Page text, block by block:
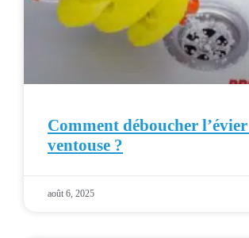
Comment déboucher l’évier
ventouse ?
août 6, 2025